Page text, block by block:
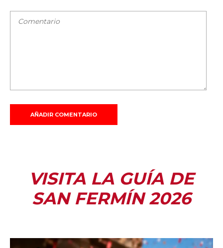
VISITA LA GUÍA DE
SAN FERMÍN 2026